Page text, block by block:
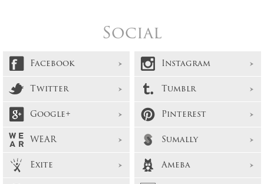
Social
Facebook
Instagram
Twitter
Tumblr
Google+
Pinterest
WEAR
Sumally
Exite
Ameba